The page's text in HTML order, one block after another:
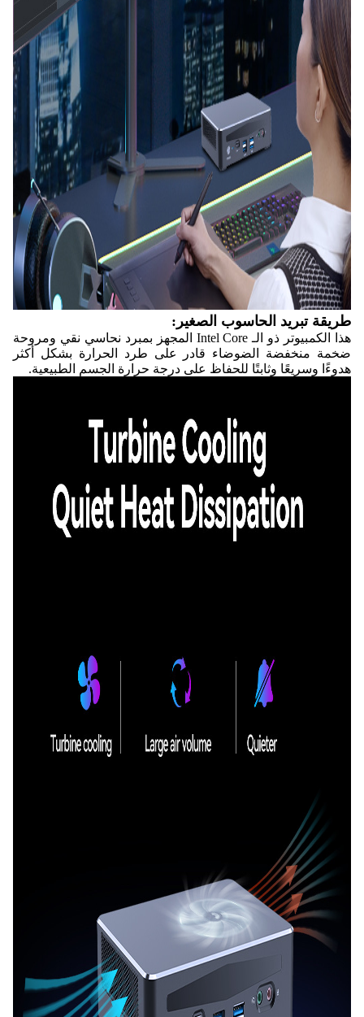
طريقة تبريد الحاسوب الصغير:
هذا الكمبيوتر ذو الـ Intel Core المجهز بمبرد نحاسي نقي ومروحة
ضخمة منخفضة الضوضاء قادر على طرد الحرارة بشكل أكثر
هدوءًا وسريعًا وثابتًا للحفاظ على درجة حرارة الجسم الطبيعية.